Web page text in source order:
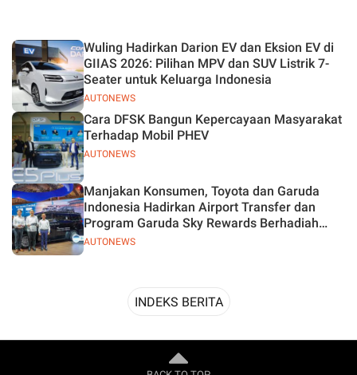
AUTONEWS
Wuling Hadirkan Darion EV dan Eksion EV di
GIIAS 2026: Pilihan MPV dan SUV Listrik 7-
Seater untuk Keluarga Indonesia
AUTONEWS
Cara DFSK Bangun Kepercayaan Masyarakat
Terhadap Mobil PHEV
AUTONEWS
Manjakan Konsumen, Toyota dan Garuda
Indonesia Hadirkan Airport Transfer dan
Program Garuda Sky Rewards Berhadiah
Hybrid EV
INDEKS BERITA